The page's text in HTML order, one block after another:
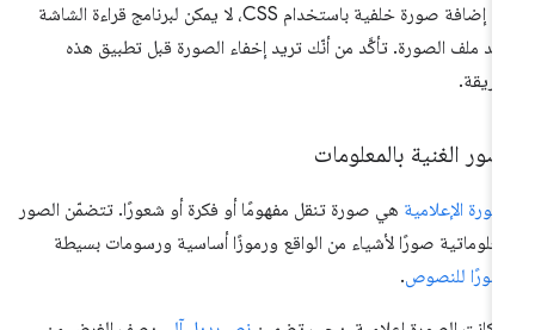
عند إضافة صورة خلفية باستخدام CSS، لا يمكن لبرنامج قراءة الشاشة
ملف الصورة. تأكَّد من أنّك تريد إخفاء الصورة قبل تطبيق هذه
الغنية بالمعلومات
الإعلاميةهي صورة تنقل مفهومًا أو فكرة أو شعورًا. تتضمّن الصور
صورًا لأشياء من الواقع ورموزًا أساسية ورسومات بسيطة
صورًا للنصوص.